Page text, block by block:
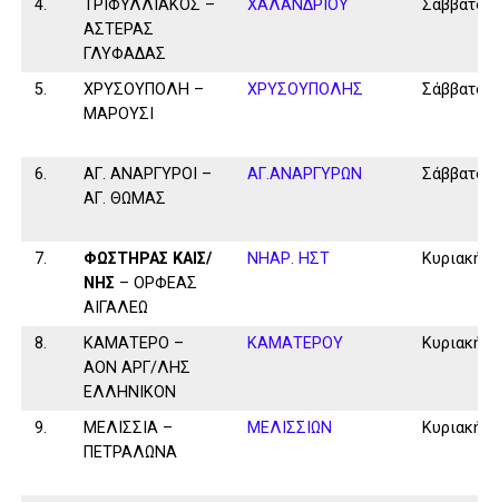
4.
ΤΡΙΦΥΛΛΙΑΚΟΣ –
ΑΣΤΕΡΑΣ
ΓΛΥΦΑΔΑΣ
ΧΑΛΑΝΔΡΙΟΥ Σάββατο
5.
ΧΡΥΣΟΥΠΟΛΗ –
ΜΑΡΟΥΣΙ
ΧΡΥΣΟΥΠΟΛΗΣ Σάββατο
6.
ΑΓ. ΑΝΑΡΓΥΡΟΙ –
ΑΓ. ΘΩΜΑΣ
ΑΓ.ΑΝΑΡΓΥΡΩΝ Σάββατο
7.
ΦΩΣΤΗΡΑΣ ΚΑΙΣ/
ΝΗΣ – ΟΡΦΕΑΣ
ΑΙΓΑΛΕΩ
ΝΗΑΡ. ΗΣΤ Κυριακή
8.
ΚΑΜΑΤΕΡΟ –
ΑΟΝ ΑΡΓ/ΛΗΣ
ΕΛΛΗΝΙΚΟΝ
ΚΑΜΑΤΕΡΟΥ Κυριακή
9.
ΜΕΛΙΣΣΙΑ –
ΠΕΤΡΑΛΩΝΑ
ΜΕΛΙΣΣΙΩΝ Κυριακή